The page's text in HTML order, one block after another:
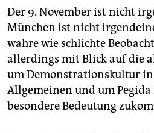
Der 9. November ist nicht
München ist nicht
wahre wie schlichte
allerdings mit Blick auf die
um Demonstrationskultur
Allgemeinen und um
besondere Bedeutung